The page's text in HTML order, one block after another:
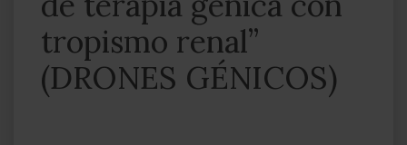
tropismo renal”
(DRONES GÉNICOS)